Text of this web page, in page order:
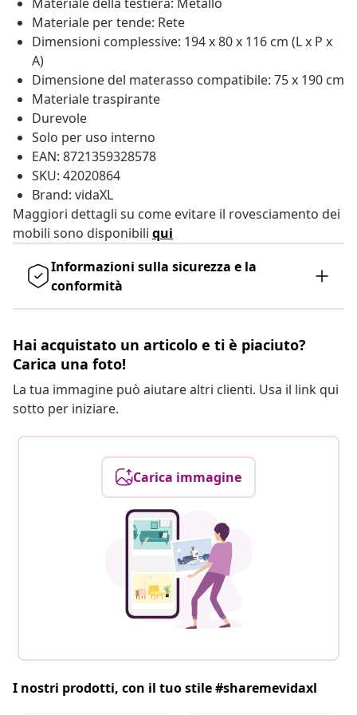
Materiale per tende: Rete
Dimensioni complessive: 194 x 80 x 116 cm (L x P x
A)
Dimensione del materasso compatibile: 75 x 190 cm
Materiale traspirante
Durevole
Solo per uso interno
EAN: 8721359328578
SKU: 42020864
Brand: vidaXL
Maggiori dettagli su come evitare il rovesciamento dei
mobili sono disponibili qui
Informazioni sulla sicurezza e la
conformità
Hai acquistato un articolo e ti è piaciuto?
Carica una foto!
La tua immagine può aiutare altri clienti. Usa il link qui
sotto per iniziare.
Carica immagine
I nostri prodotti, con il tuo stile #sharemevidaxl